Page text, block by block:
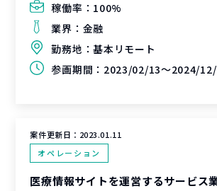
稼働率： 100%
業界： 金融
勤務地：基本リモート
参画期間： 2023/02/13～2024/12/27(延長可能性あり)
案件更新日： 2023.01.11
オペレーション